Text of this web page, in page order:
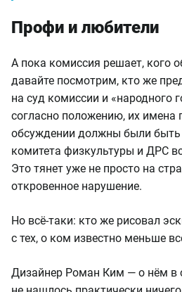
Профи и любители
А пока комиссия решает, кого
давайте посмотрим, кто же
на суд комиссии и «народного
согласно положению, их имена
обсуждении должны были
комитета физкультуры и ДРС
Это тянет уже не просто на
откровенное нарушение.
Но всё-таки: кто же рисовал
с тех, о ком известно меньше
Дизайнер Роман Ким — о нём в